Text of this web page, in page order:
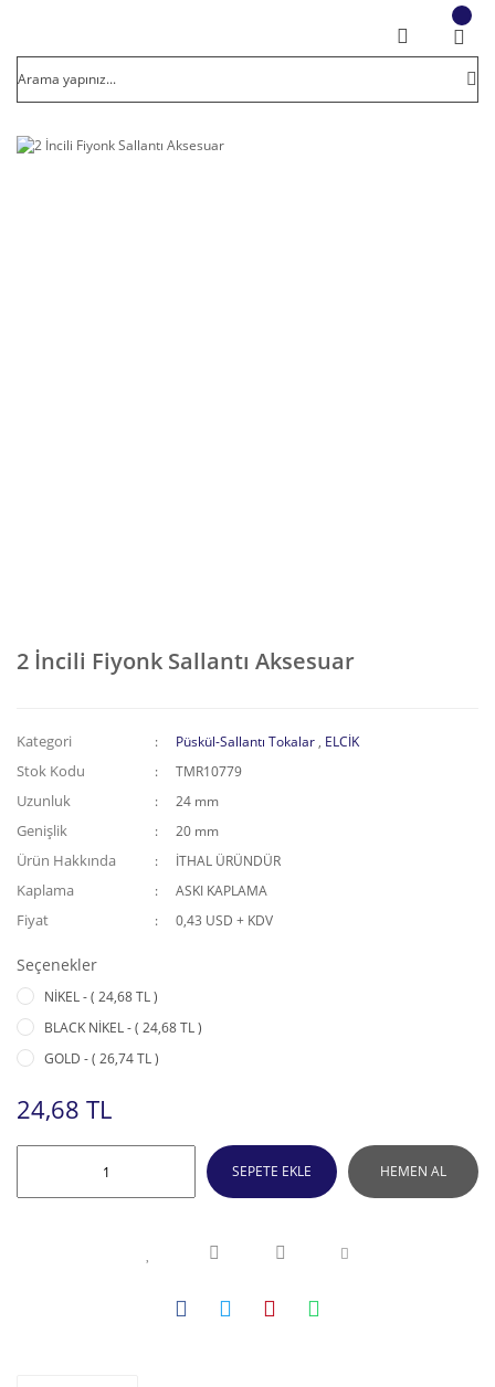
2 İncili Fiyonk Sallantı Aksesuar
Kategori Püskül-Sallantı Tokalar , ELCİK
Stok Kodu TMR10779
Uzunluk 24 mm
Genişlik 20 mm
Ürün Hakkında İTHAL ÜRÜNDÜR
Kaplama ASKI KAPLAMA
Fiyat 0,43 USD + KDV
Seçenekler
NİKEL - ( 24,68 TL )
BLACK NİKEL - ( 24,68 TL )
GOLD - ( 26,74 TL )
24,68 TL
SEPETE EKLE HEMEN AL